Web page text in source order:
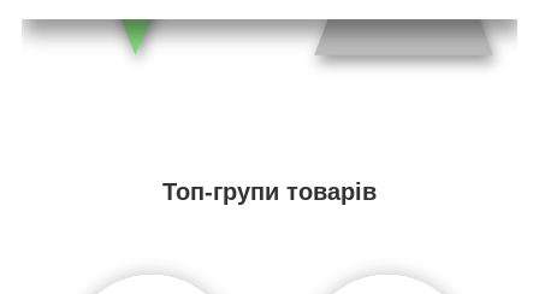
Топ-групи товарів